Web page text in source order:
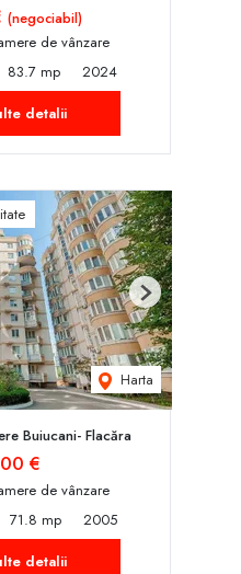
(negociabil)
de vânzare
83.7 mp
2024
detalii
Harta
Next
Buiucani- Flacăra
€
de vânzare
71.8 mp
2005
detalii